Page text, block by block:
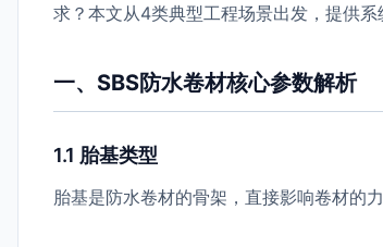
求？本文从4类典型工程场景出发，提供系
一、SBS防水卷材核心参数解析
1.1 胎基类型
胎基是防水卷材的骨架，直接影响卷材的